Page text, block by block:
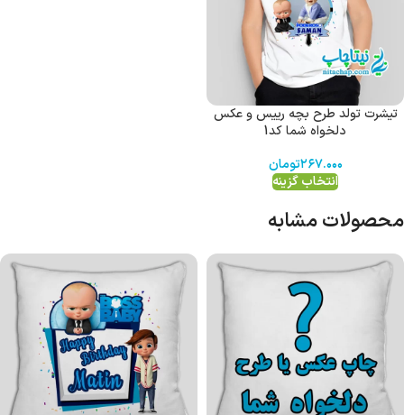
تیشرت تولد طرح بچه رییس و عکس
دلخواه شما کد1
۲۶۷.۰۰۰تومان
انتخاب گزینه
محصولات مشابه